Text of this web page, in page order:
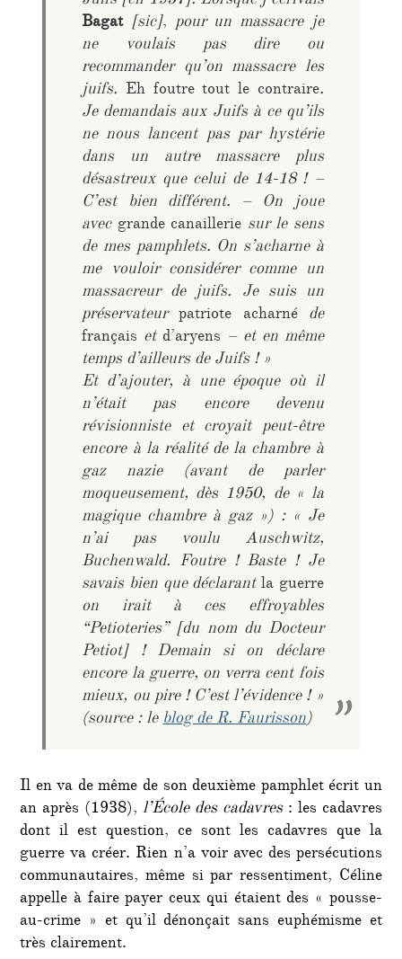
Bagat [sic], pour un massacre je
ne voulais pas dire ou
recommander qu’on massacre les
juifs. Eh foutre tout le contraire.
Je demandais aux Juifs à ce qu’ils
ne nous lancent pas par hystérie
dans un autre massacre plus
désastreux que celui de 14-18 ! –
C’est bien différent. – On joue
avec grande canaillerie sur le sens
de mes pamphlets. On s’acharne à
me vouloir considérer comme un
massacreur de juifs. Je suis un
préservateurpatriote acharnéde
français et d’aryens – et en même
temps d’ailleurs de Juifs ! »
Et d’ajouter, à une époque où il
n’était pas encore devenu
révisionniste et croyait peut-être
encore à la réalité de la chambre à
gaz nazie (avant de parler
moqueusement, dès 1950, de « la
magique chambre à gaz ») : « Je
n’ai pas voulu Auschwitz,
Buchenwald. Foutre ! Baste ! Je
savais bien que déclarantla guerre
on irait à ces effroyables
“Petioteries” [du nom du Docteur
Petiot] ! Demain si on déclare
encore la guerre, on verra cent fois
mieux, ou pire ! C’est l’évidence ! »
(source : leblog de R. Faurisson)
Il en va de même de son deuxième pamphlet écrit un
an après (1938),l’École des cadavres: les cadavres
dont il est question, ce sont les cadavres que la
guerre va créer. Rien n’a voir avec des persécutions
communautaires, même si par ressentiment, Céline
appelle à faire payer ceux qui étaient des « pousse-
au-crime » et qu’il dénonçait sans euphémisme et
très clairement.